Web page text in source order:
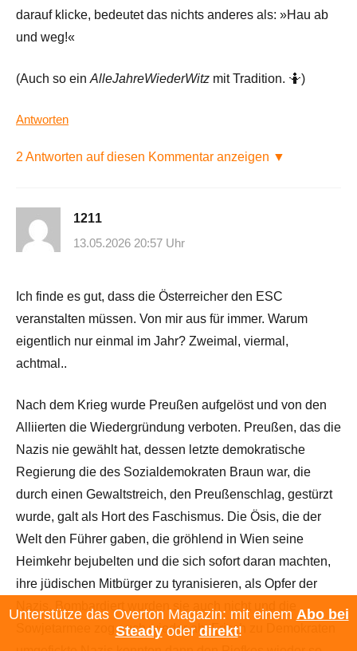
darauf klicke, bedeutet das nichts anderes als: »Hau ab
und weg!«
(Auch so ein AlleJahreWiederWitz mit Tradition. 🤷)
Antworten
2 Antworten auf diesen Kommentar anzeigen ▼
1211
13.05.2026 20:57 Uhr
Ich finde es gut, dass die Österreicher den ESC
veranstalten müssen. Von mir aus für immer. Warum
eigentlich nur einmal im Jahr? Zweimal, viermal,
achtmal..
Nach dem Krieg wurde Preußen aufgelöst und von den
Alliierten die Wiedergründung verboten. Preußen, das die
Nazis nie gewählt hat, dessen letzte demokratische
Regierung die des Sozialdemokraten Braun war, die
durch einen Gewaltstreich, den Preußenschlag, gestürzt
wurde, galt als Hort des Faschismus. Die Ösis, die der
Welt den Führer gaben, die gröhlend in Wien seine
Heimkehr bejubelten und die sich sofort daran machten,
ihre jüdischen Mitbürger zu tyranisieren, als Opfer der
Nazis. Bombardiert wurden sie auch nicht und die
Sowjetarmee zog auch wieder ab. Frisch zu Demokraten
Unterstütze das Overton Magazin: mit einem Abo bei
Steadyoder direkt!